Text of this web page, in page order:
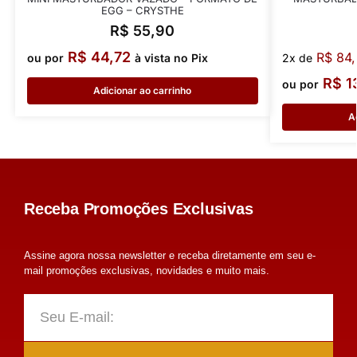
EGG – CRYSTHE
R$ 55,90
ou por R$ 44,72 à vista no Pix
Adicionar ao carrinho
2x de R$
ou por R$
Receba Promoções Exclusivas
Assine agora nossa newsletter e receba diretamente em seu e-
mail promoções exclusivas, novidades e muito mais.